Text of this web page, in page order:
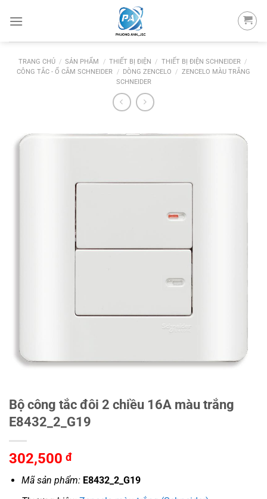
TRANG CHỦ / SẢN PHẨM / THIẾT BỊ ĐIỆN / THIẾT BỊ ĐIỆN SCHNEIDER /
CÔNG TẮC - Ổ CẮM SCHNEIDER / DÒNG ZENCELO / ZENCELO MÀU TRẮNG
SCHNEIDER
Bộ công tắc đôi 2 chiều 16A màu trắng
E8432_2_G19
302,500 đ
Mã sản phẩm: E8432_2_G19